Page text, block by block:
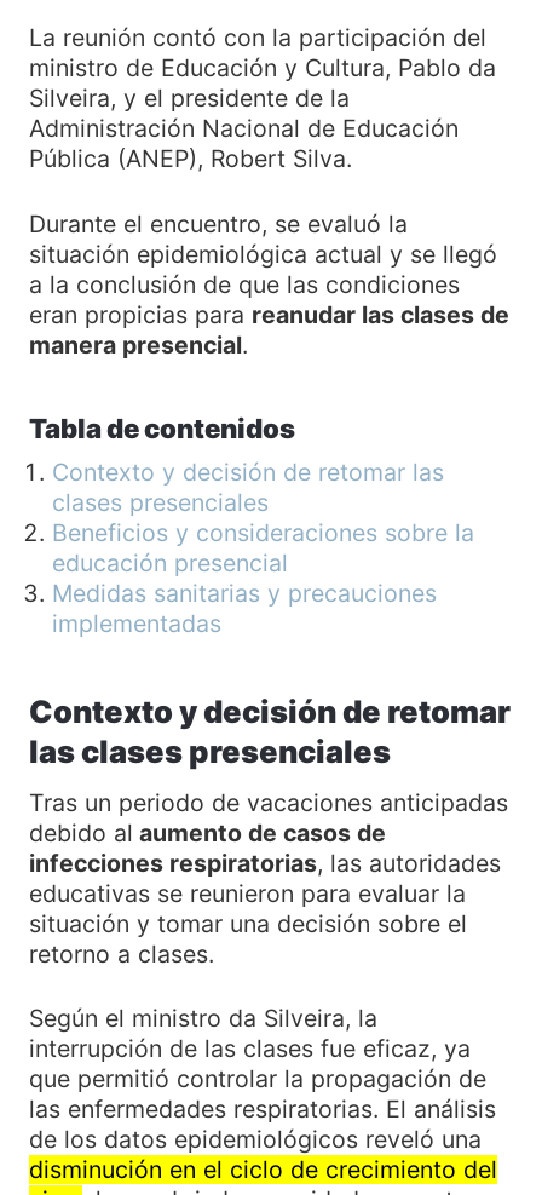
La reunión contó con la participación del
ministro de Educación y Cultura, Pablo da
Silveira, y el presidente de la
Administración Nacional de Educación
Pública (ANEP), Robert Silva.
Durante el encuentro, se evaluó la
situación epidemiológica actual y se llegó
a la conclusión de que las condiciones
eran propicias para reanudar las clases de
manera presencial.
Tabla de contenidos
Contexto y decisión de retomar las
clases presenciales
Beneficios y consideraciones sobre la
educación presencial
Medidas sanitarias y precauciones
implementadas
Contexto y decisión de retomar
las clases presenciales
Tras un periodo de vacaciones anticipadas
debido al aumento de casos de
infecciones respiratorias, las autoridades
educativas se reunieron para evaluar la
situación y tomar una decisión sobre el
retorno a clases.
Según el ministro da Silveira, la
interrupción de las clases fue eficaz, ya
que permitió controlar la propagación de
las enfermedades respiratorias. El análisis
de los datos epidemiológicos reveló una
disminución en el ciclo de crecimiento del